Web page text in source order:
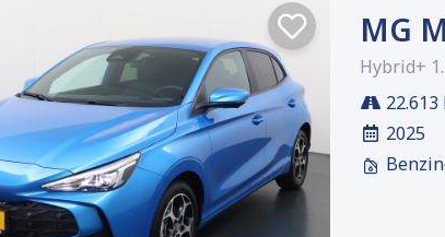
MG
Hybrid+
22.613
2025